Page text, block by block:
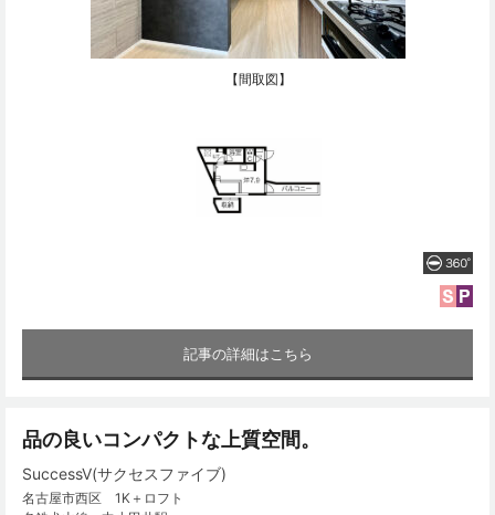
【間取図】
記事の詳細はこちら
品の良いコンパクトな上質空間。
SuccessⅤ(サクセスファイブ)
名古屋市西区 1K＋ロフト